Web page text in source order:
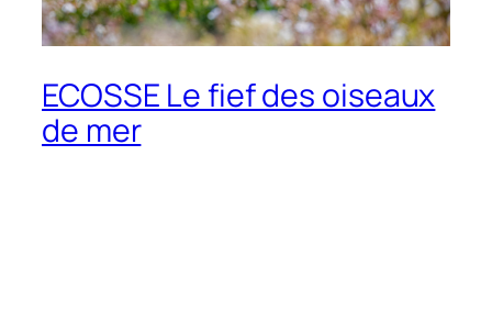
ECOSSE Le fief des oiseaux
de mer